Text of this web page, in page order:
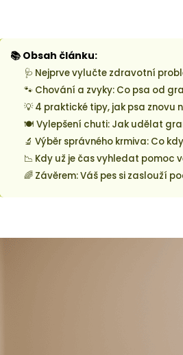
18kg (2x9kg)
📚 Obsah článku:
🩺 Nejprve vylučte zdravotní
🐾 Chování a zvyky: Co psa od
💡 4 praktické tipy, jak psa znovu
🍽️ Vylepšení chuti: Jak udělat
🔬 Výběr správného krmiva: Co
📉 Kdy už je čas vyhledat pomoc
🌈 Závěrem: Váš pes si zaslouží